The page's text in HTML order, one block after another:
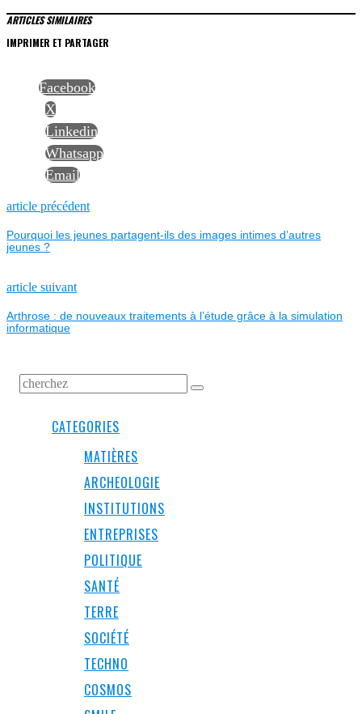
ARTICLES SIMILAIRES
IMPRIMER ET PARTAGER
Facebook
X
Linkedin
Whatsapp
Email
NAVIGATION
DE
L’ARTICLE
article précédentPrevious
Pourquoi les jeunes partagent-ils des images intimes d’autres
jeunes ?
article suivantNext
Arthrose : de nouveaux traitements à l’étude grâce à la simulation
informatique
CATEGORIES
MATIÈRES
ARCHEOLOGIE
INSTITUTIONS
ENTREPRISES
POLITIQUE
SANTÉ
TERRE
SOCIÉTÉ
TECHNO
COSMOS